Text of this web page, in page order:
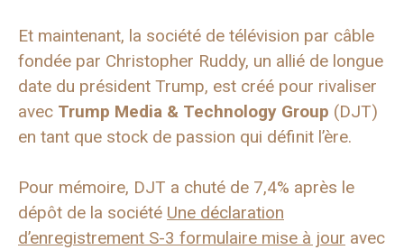
Et maintenant, la société de télévision par câble
fondée par Christopher Ruddy, un allié de longue
date du président Trump, est créé pour rivaliser
avec Trump Media & Technology Group (DJT)
en tant que stock de passion qui définit l’ère.
Pour mémoire, DJT a chuté de 7,4% après le
dépôt de la société Une déclaration
d’enregistrement S-3 formulaire mise à jour avec